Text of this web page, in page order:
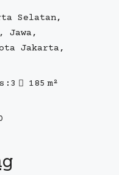
Selatan,
Jawa,
Jakarta,
3 185 m²